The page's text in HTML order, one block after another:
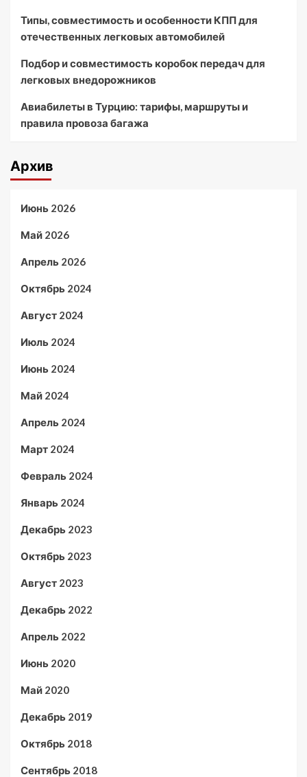
Типы, совместимость и особенности КПП для
отечественных легковых автомобилей
Подбор и совместимость коробок передач для
легковых внедорожников
Авиабилеты в Турцию: тарифы, маршруты и
правила провоза багажа
Архив
Июнь 2026
Май 2026
Апрель 2026
Октябрь 2024
Август 2024
Июль 2024
Июнь 2024
Май 2024
Апрель 2024
Март 2024
Февраль 2024
Январь 2024
Декабрь 2023
Октябрь 2023
Август 2023
Декабрь 2022
Апрель 2022
Июнь 2020
Май 2020
Декабрь 2019
Октябрь 2018
Сентябрь 2018